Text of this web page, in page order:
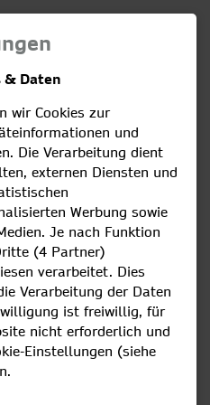
Störungen und
zu
vorliegt, können Sie
und Netzbetreibers,
Sie auf der Website der
& Wartung.
& Daten
wir Cookies zur
und
Die Verarbeitung dient
externen Diensten und
Werbung sowie
Je nach Funktion
(4 Partner)
verarbeitet. Dies
Verarbeitung der Daten
ist freiwillig, für
nicht erforderlich und
Einstellungen (siehe